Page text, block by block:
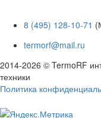
8 (495) 128-10-71
termorf@mail.ru
2014-2026 © TermoRF
техники
Политика